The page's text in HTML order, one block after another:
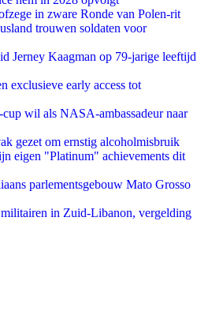
in zware Ronde van Polen-rit
trouwen soldaten voor
Jerney Kaagman op 79-jarige leeftijd
exclusieve early access tot
wil als NASA-ambassadeur naar
gezet om ernstig alcoholmisbruik
eigen "Platinum" achievements dit
parlementsgebouw Mato Grosso
in Zuid-Libanon, vergelding